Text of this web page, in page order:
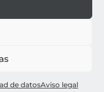
de datosAviso legal
: rocio gutierrez
: espacio azul